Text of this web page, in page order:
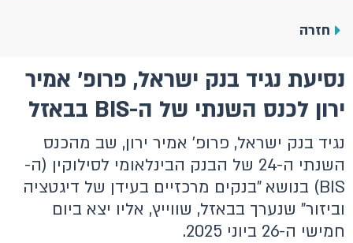
חזרה
נסיעת נגיד בנק ישראל, פרופ׳ אמיר
ירון לכנס השנתי של ה-BIS בבאזל
נגיד בנק ישראל, פרופ' אמיר ירון, שב מהכנס
השנתי ה-24 של הבנק הבינלאומי לסילוקין (ה-
BIS) בנושא "בנקים מרכזיים בעידן של דיגטציה
וביזור" שנערך בבאזל, שווייץ, אליו יצא ביום
חמישי ה-26 ביוני 2025.